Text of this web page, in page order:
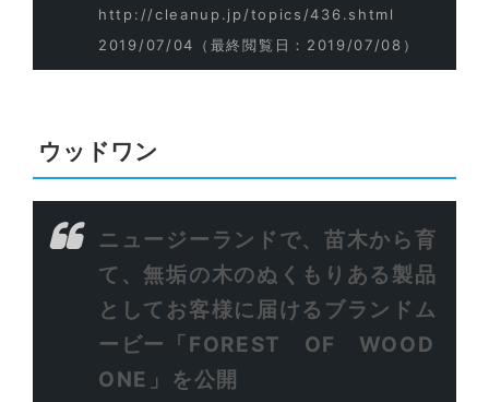
http://cleanup.jp/topics/436.shtml
2019/07/04
（最終閲覧日：2019/07/08）
ウッドワン
ニュージーランドで、苗木から育
て、無垢の木のぬくもりある製品
としてお客様に届けるブランドム
ービー「FOREST OF WOOD
ONE」を公開